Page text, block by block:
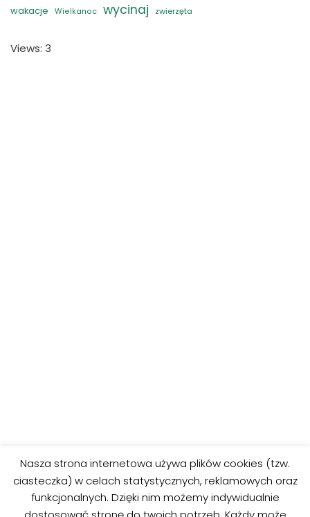
wakacje
Wielkanoc wycinaj zwierzęta
Views: 3
Iron Man Kolorowanka 1
Avengers
Iron Man Kolorowanka 3
Avengers
Nasza strona internetowa używa plików cookies (tzw.
ciasteczka) w celach statystycznych, reklamowych oraz
funkcjonalnych. Dzięki nim możemy indywidualnie